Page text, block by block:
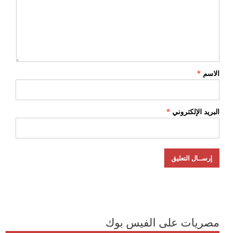
الاسم *
البريد الإلكتروني *
مصريات على الفيس بوك